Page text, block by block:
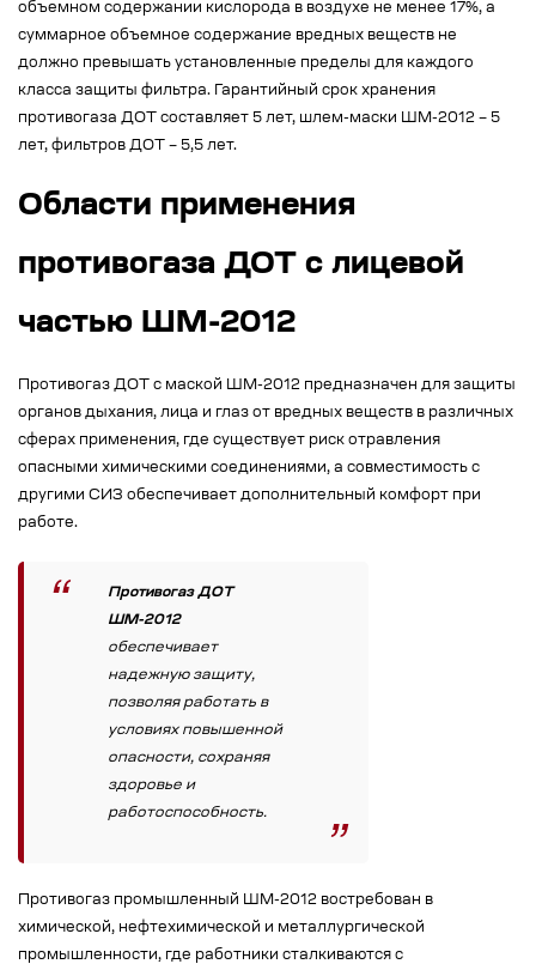
объемном содержании кислорода в воздухе не менее 17%, а
суммарное объемное содержание вредных веществ не
должно превышать установленные пределы для каждого
класса защиты фильтра. Гарантийный срок хранения
противогаза ДОТ составляет 5 лет, шлем-маски ШМ-2012 – 5
лет, фильтров ДОТ – 5,5 лет.
Области применения
противогаза ДОТ с лицевой
частью ШМ-2012
Противогаз ДОТ с маской ШМ-2012 предназначен для защиты
органов дыхания, лица и глаз от вредных веществ в различных
сферах применения, где существует риск отравления
опасными химическими соединениями, а совместимость с
другими СИЗ обеспечивает дополнительный комфорт при
работе.
Противогаз ДОТ
ШМ-2012
обеспечивает
надежную защиту,
позволяя работать в
условиях повышенной
опасности, сохраняя
здоровье и
работоспособность.
Противогаз промышленный ШМ-2012 востребован в
химической, нефтехимической и металлургической
промышленности, где работники сталкиваются с